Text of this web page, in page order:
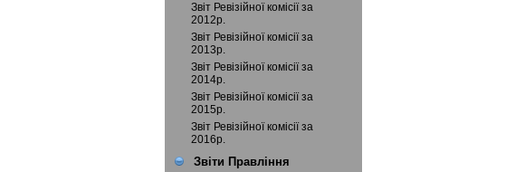
Звіт Ревізійної комісії за
2012р.
Звіт Ревізійної комісії за
2013р.
Звіт Ревізійної комісії за
2014р.
Звіт Ревізійної комісії за
2015р.
Звіт Ревізійної комісії за
2016р.
Звіти Правління